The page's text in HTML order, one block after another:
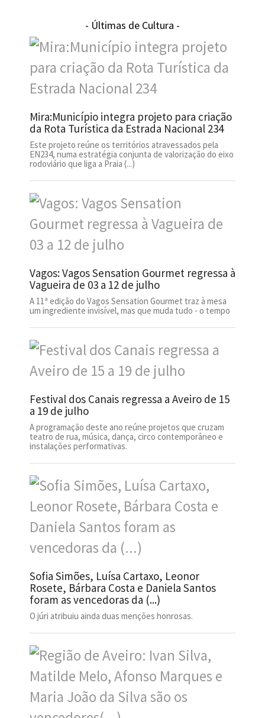
- Últimas de Cultura -
Mira:Município integra projeto para criação
da Rota Turística da Estrada Nacional 234
Este projeto reúne os territórios atravessados pela
EN234, numa estratégia conjunta de valorização do eixo
rodoviário que liga a Praia (...)
Vagos: Vagos Sensation Gourmet regressa à
Vagueira de 03 a 12 de julho
A 11ª edição do Vagos Sensation Gourmet traz à mesa
um ingrediente invisível, mas que muda tudo - o tempo
Festival dos Canais regressa a Aveiro de 15
a 19 de julho
A programação deste ano reúne projetos que cruzam
teatro de rua, música, dança, circo contemporâneo e
instalações performativas.
Sofia Simões, Luísa Cartaxo, Leonor
Rosete, Bárbara Costa e Daniela Santos
foram as vencedoras da (...)
O júri atribuiu ainda duas menções honrosas.